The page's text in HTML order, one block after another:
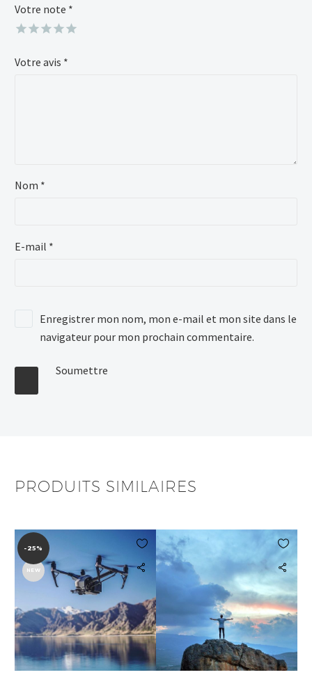
Votre note *
Votre avis *
Nom *
E-mail *
Enregistrer mon nom, mon e-mail et mon site dans le
navigateur pour mon prochain commentaire.
Soumettre
Alternative:
PRODUITS SIMILAIRES

-25%
NEW
